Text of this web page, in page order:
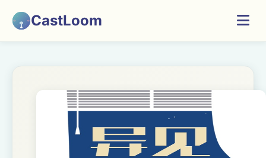
CastLoom